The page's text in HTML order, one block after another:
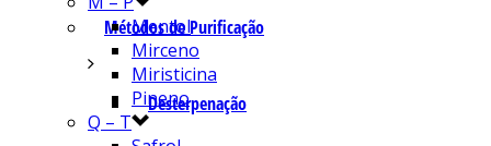
Métodos de Purificação
Desterpenação
Mentol
Mirceno
Miristicina
Pineno
Q – T